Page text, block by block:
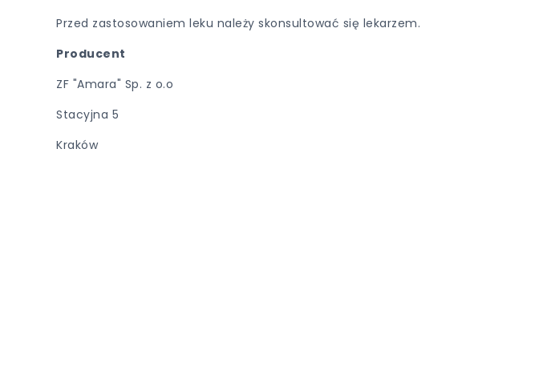
Przed zastosowaniem leku należy skonsultować się lekarzem.
Producent
ZF "Amara" Sp. z o.o
Stacyjna 5
Kraków